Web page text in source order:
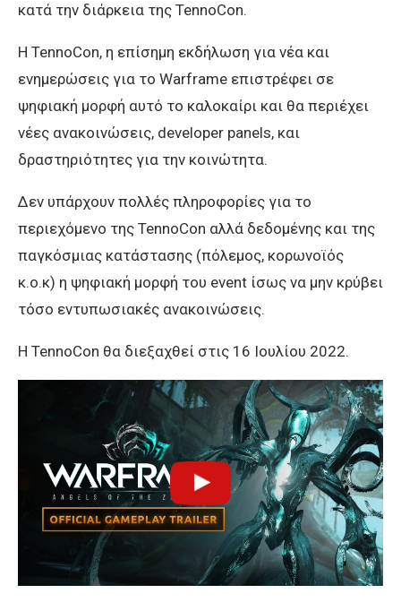
κατά την διάρκεια της TennoCon.
Η TennoCon, η επίσημη εκδήλωση για νέα και
ενημερώσεις για το Warframe επιστρέφει σε
ψηφιακή μορφή αυτό το καλοκαίρι και θα περιέχει
νέες ανακοινώσεις, developer panels, και
δραστηριότητες για την κοινώτητα.
Δεν υπάρχουν πολλές πληροφορίες για το
περιεχόμενο της TennoCon αλλά δεδομένης και της
παγκόσμιας κατάστασης (πόλεμος, κορωνοϊός
κ.ο.κ) η ψηφιακή μορφή του event ίσως να μην κρύβει
τόσο εντυπωσιακές ανακοινώσεις.
Η TennoCon θα διεξαχθεί στις 16 Ιουλίου 2022.